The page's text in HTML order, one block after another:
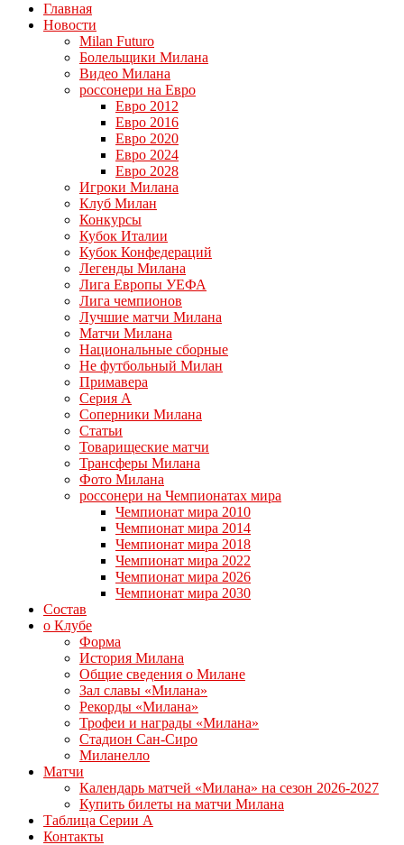
Главная
Новости
Milan Futuro
Болельщики Милана
Видео Милана
россонери на Евро
Евро 2012
Евро 2016
Евро 2020
Евро 2024
Евро 2028
Игроки Милана
Клуб Милан
Конкурсы
Кубок Италии
Кубок Конфедераций
Легенды Милана
Лига Европы УЕФА
Лига чемпионов
Лучшие матчи Милана
Матчи Милана
Национальные сборные
Не футбольный Милан
Примавера
Серия А
Соперники Милана
Статьи
Товарищеские матчи
Трансферы Милана
Фото Милана
россонери на Чемпионатах мира
Чемпионат мира 2010
Чемпионат мира 2014
Чемпионат мира 2018
Чемпионат мира 2022
Чемпионат мира 2026
Чемпионат мира 2030
Состав
о Клубе
Форма
История Милана
Общие сведения о Милане
Зал славы «Милана»
Рекорды «Милана»
Трофеи и награды «Милана»
Стадион Сан-Сиро
Миланелло
Матчи
Календарь матчей «Милана» на сезон 2026-2027
Купить билеты на матчи Милана
Таблица Серии А
Контакты